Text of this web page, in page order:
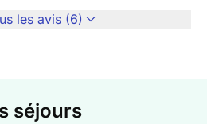
les avis (6)
séjours